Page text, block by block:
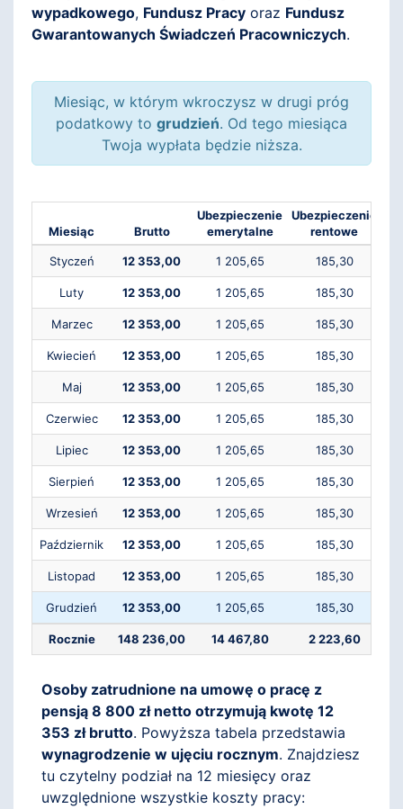
wypadkowego, Fundusz Pracy oraz Fundusz
Gwarantowanych Świadczeń Pracowniczych.
Miesiąc, w którym wkroczysz w drugi próg
podatkowy to grudzień. Od tego miesiąca
Twoja wypłata będzie niższa.
Miesiąc Brutto
Ubezpieczenie
emerytalne
Ubezpieczenie
rentowe
Styczeń 12 353,00 1 205,65 185,30
Luty 12 353,00 1 205,65 185,30
Marzec 12 353,00 1 205,65 185,30
Kwiecień 12 353,00 1 205,65 185,30
Maj 12 353,00 1 205,65 185,30
Czerwiec 12 353,00 1 205,65 185,30
Lipiec 12 353,00 1 205,65 185,30
Sierpień 12 353,00 1 205,65 185,30
Wrzesień 12 353,00 1 205,65 185,30
Październik 12 353,00 1 205,65 185,30
Listopad 12 353,00 1 205,65 185,30
Grudzień 12 353,00 1 205,65 185,30
Rocznie 148 236,00 14 467,80 2 223,60
Osoby zatrudnione na umowę o pracę z
pensją 8 800 zł netto otrzymują kwotę 12
353 zł brutto. Powyższa tabela przedstawia
wynagrodzenie w ujęciu rocznym. Znajdziesz
tu czytelny podział na 12 miesięcy oraz
uwzględnione wszystkie koszty pracy: